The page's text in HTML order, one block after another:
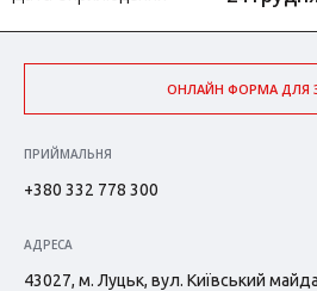
ОНЛАЙН ФОРМА ДЛЯ
ПРИЙМАЛЬНЯ
+380 332 778 300
АДРЕСА
43027, м. Луцьк, вул. Київський